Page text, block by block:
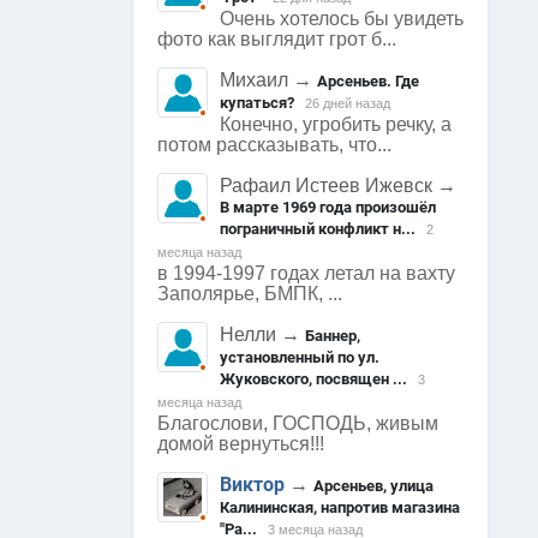
Очень хотелось бы увидеть
фото как выглядит грот б...
Михаил →Арсеньев. Где
купаться?
26 дней назад
Конечно, угробить речку, а
потом рассказывать, что...
Рафаил Истеев Ижевск →
В марте 1969 года произошёл
пограничный конфликт н...
2
месяца назад
в 1994-1997 годах летал на вахту
Заполярье, БМПК, ...
Нелли →Баннер,
установленный по ул.
Жуковского, посвящен ...
3
месяца назад
Благослови, ГОСПОДЬ, живым
домой вернуться!!!
Виктор →Арсеньев, улица
Калининская, напротив магазина
"Ра...
3 месяца назад